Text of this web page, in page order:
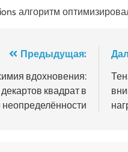
алгоритм
Предыдущая:
вдохновения:
квадрат в